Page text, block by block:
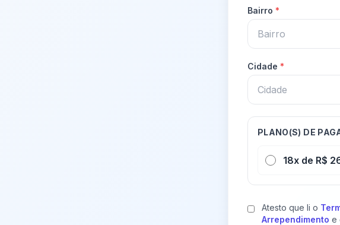
Bairro *
Cidade *
PLANO(S) DE
18x de R$
Atesto que li o
Arrependimentoe